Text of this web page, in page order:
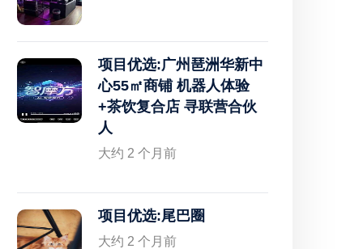
项目优选:广州琶洲华新中
心55㎡商铺 机器人体验
+茶饮复合店 寻联营合伙
人
大约 2 个月前
项目优选:尾巴圈
大约 2 个月前